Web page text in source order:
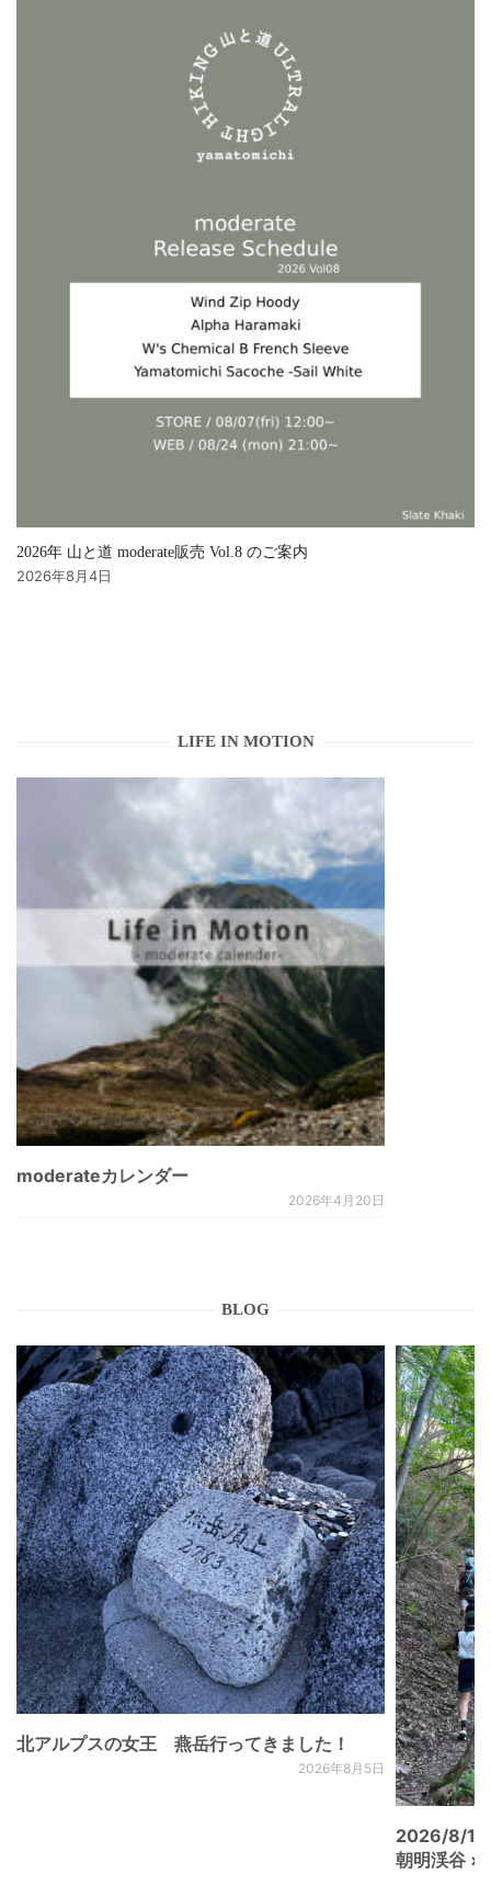
2026年 山と道 moderate販売 Vol.8 のご案内
2026年8月4日
LIFE IN MOTION
moderateカレンダー
2026年4月20日
BLOG
北アルプスの女王 燕岳行ってきました！
2026年8月5日
2026/8/
朝明渓谷 ×